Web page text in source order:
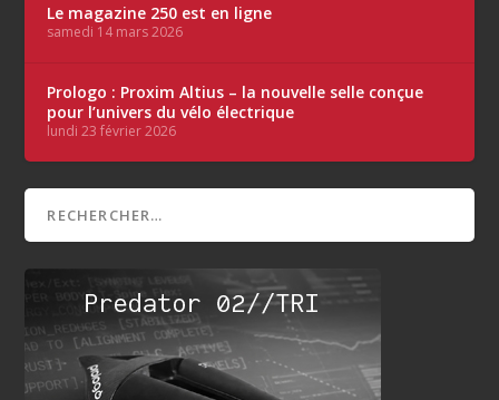
Le magazine 250 est en ligne
samedi 14 mars 2026
Prologo : Proxim Altius – la nouvelle selle conçue
pour l’univers du vélo électrique
lundi 23 février 2026